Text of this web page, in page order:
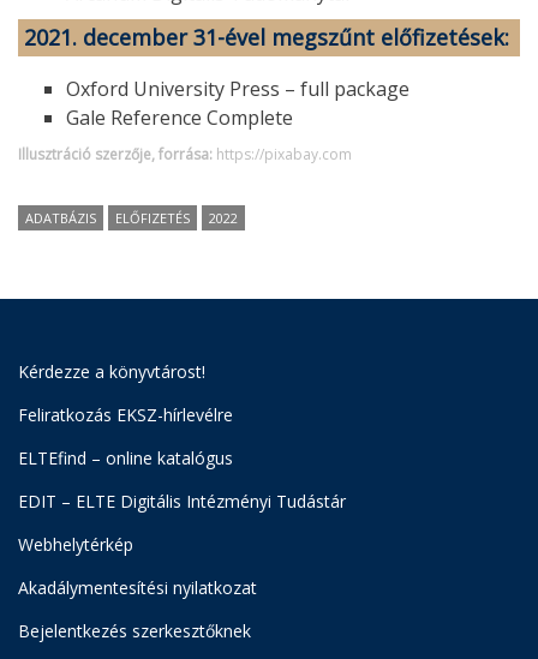
2021. december 31-ével megszűnt előfizetések:
Oxford University Press – full package
Gale Reference Complete
Illusztráció szerzője, forrása: https://pixabay.com
ADATBÁZIS ELŐFIZETÉS 2022
Kérdezze a könyvtárost!
Feliratkozás EKSZ-hírlevélre
ELTEfind – online katalógus
EDIT – ELTE Digitális Intézményi Tudástár
Webhelytérkép
Akadálymentesítési nyilatkozat
Bejelentkezés szerkesztőknek